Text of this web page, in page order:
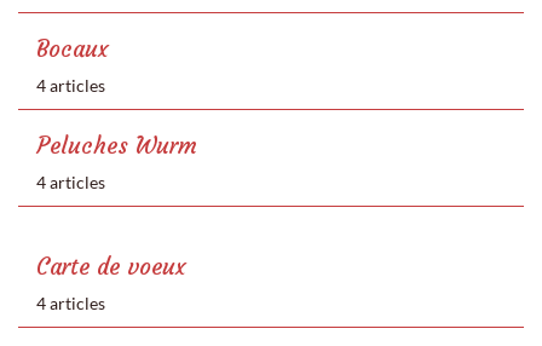
Bocaux
4 articles
Peluches Wurm
4 articles
Carte de voeux
4 articles